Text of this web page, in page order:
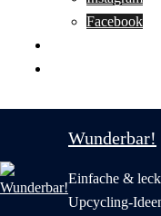
Facebook
Wunderbar!
Einfache &
Upcycling-